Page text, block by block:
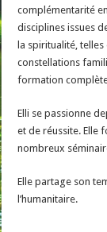
complémentarité
disciplines issues
la spiritualité,
constellations
formation
Elli se passionne
et de réussite. Elle
nombreux
Elle partage son
l’humanitaire.